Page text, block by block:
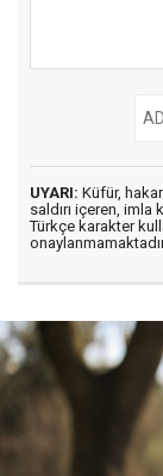
UYARI: Küfür,
saldırı içeren, imla
Türkçe karakter